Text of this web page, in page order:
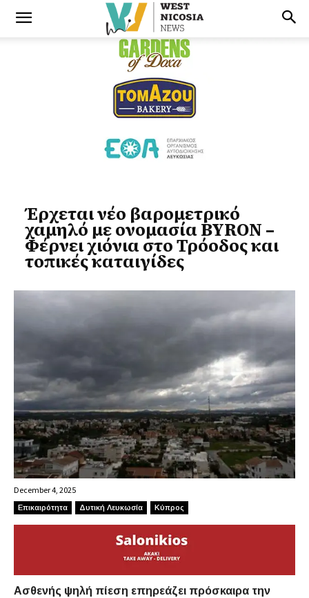
Έρχεται νέο βαρομετρικό
χαμηλό με ονομασία BYRON –
Φέρνει χιόνια στο Τρόοδος και
τοπικές καταιγίδες
December 4, 2025
Επικαιρότητα Δυτική Λευκωσία Κύπρος
Ασθενής ψηλή πίεση επηρεάζει πρόσκαιρα την